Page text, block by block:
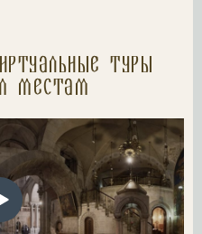
туры
местам